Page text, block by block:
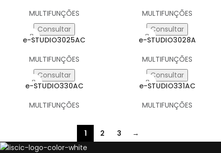
MULTIFUNÇÕES
MULTIFUNÇÕES
Consultar
e-STUDIO3025AC
MULTIFUNÇÕES
Consultar
e-STUDIO3028A
MULTIFUNÇÕES
Consultar
e-STUDIO330AC
MULTIFUNÇÕES
Consultar
e-STUDIO331AC
MULTIFUNÇÕES
1 2 3 →